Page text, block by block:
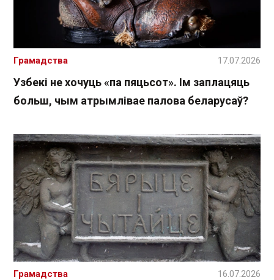
Узбекі не хочуць «па пяцьсот». Ім заплацяць
больш, чым атрымлівае палова беларусаў?
Грамадства 17.07.2026
Грамадства 16.07.2026